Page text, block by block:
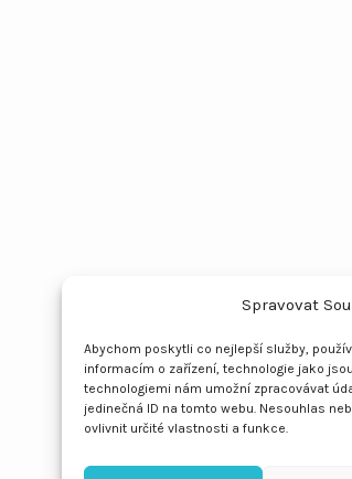
Spravovat
Abychom poskytli co nejlepší služby,
informacím o zařízení, technologie jako
technologiemi nám umožní zpracovávat
jedinečná ID na tomto webu. Nesouhlas
ovlivnit určité vlastnosti a funkce.